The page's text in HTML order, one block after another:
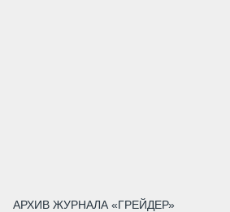
АРХИВ ЖУРНАЛА «ГРЕЙДЕР»